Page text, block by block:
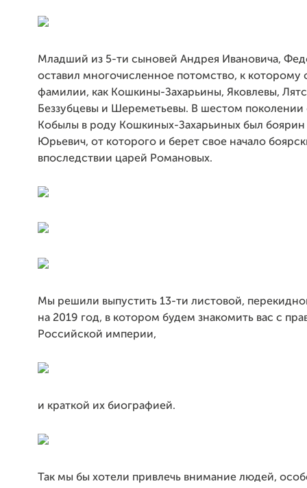
Младший из 5-ти сыновей Андрея Ивановича,
оставил многочисленное потомство, к которому
фамилии, как Кошкины-Захарьины, Яковлевы,
Беззубцевы и Шереметьевы. В шестом поколении
Кобылы в роду Кошкиных-Захарьиных был
Юрьевич, от которого и берет свое начало
впоследствии царей Романовых.
Мы решили выпустить 13-ти листовой,
на 2019 год, в котором будем знакомить вас с
Российской империи,
и краткой их биографией.
Так мы бы хотели привлечь внимание людей,